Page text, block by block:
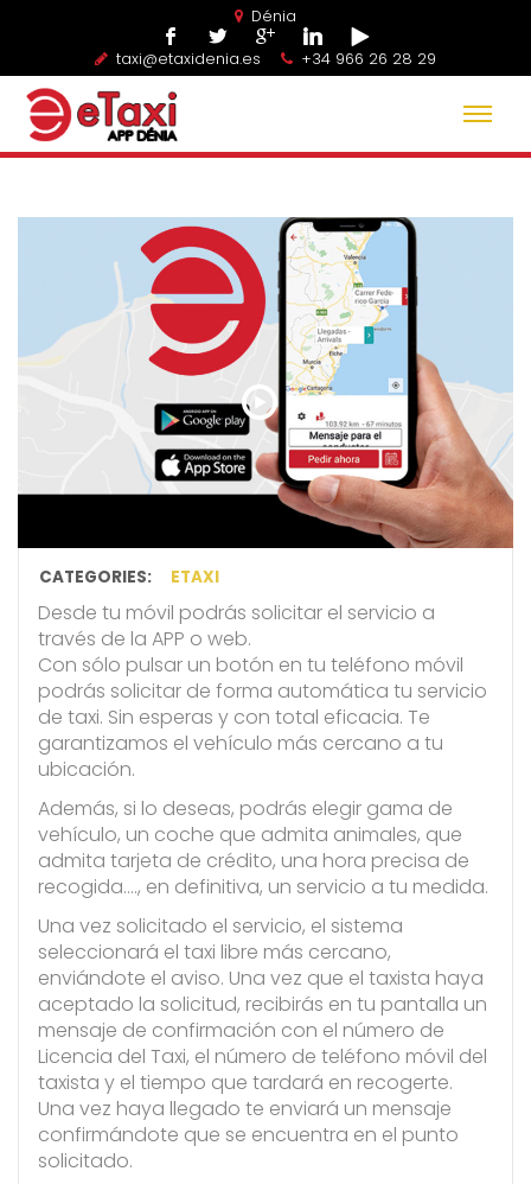
Dénia
taxi@etaxidenia.es +34 966 26 28 29
CATEGORIES: ETAXI
Desde tu móvil podrás solicitar el servicio a
través de la APP o web.
Con sólo pulsar un botón en tu teléfono móvil
podrás solicitar de forma automática tu servicio
de taxi. Sin esperas y con total eficacia. Te
garantizamos el vehículo más cercano a tu
ubicación.
Además, si lo deseas, podrás elegir gama de
vehículo, un coche que admita animales, que
admita tarjeta de crédito, una hora precisa de
recogida…., en definitiva, un servicio a tu medida.
Una vez solicitado el servicio, el sistema
seleccionará el taxi libre más cercano,
enviándote el aviso. Una vez que el taxista haya
aceptado la solicitud, recibirás en tu pantalla un
mensaje de confirmación con el número de
Licencia del Taxi, el número de teléfono móvil del
taxista y el tiempo que tardará en recogerte.
Una vez haya llegado te enviará un mensaje
confirmándote que se encuentra en el punto
solicitado.